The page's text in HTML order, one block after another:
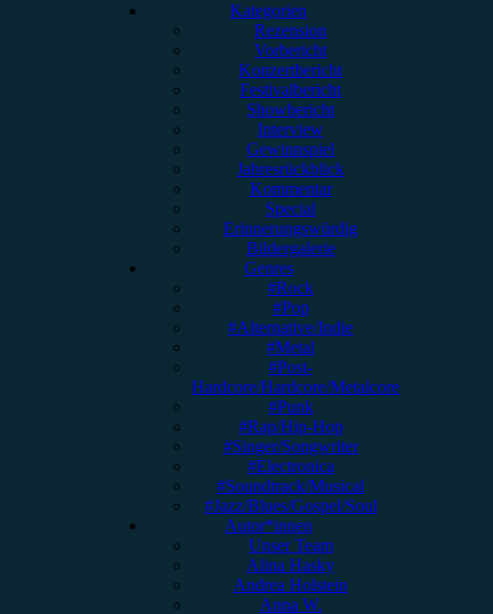
Kategorien
Rezension
Vorbericht
Konzertbericht
Festivalbericht
Showbericht
Interview
Gewinnspiel
Jahresrückblick
Kommentar
Special
Erinnerungswürdig
Bildergalerie
Genres
#Rock
#Pop
#Alternative/Indie
#Metal
#Post-
Hardcore/Hardcore/Metalcore
#Punk
#Rap/Hip-Hop
#Singer/Songwriter
#Electronica
#Soundtrack/Musical
#Jazz/Blues/Gospel/Soul
Autor*innen
Unser Team
Alina Hasky
Andrea Holstein
Anna W.